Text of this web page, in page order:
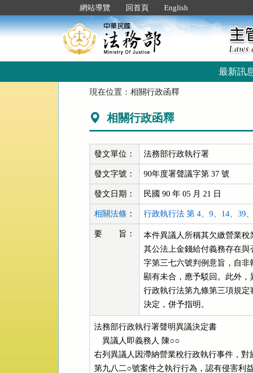
到
主
要
網站導覽 回首頁 English
最新訊
現在位置：相關行政函釋
相關行政函釋
發文單位： 法務部行政執行署
發文字號： 90年度署聲議字第 37 號
發文日期： 民國 90 年 05 月 21 日
相關法條 ： 行政執行法 第 4、9、14、39
要 旨：
本件異議人所稱其欠繳營業
其公法上金錢給付義務存在
字第三七六號判例意旨，自
顯有未合，應予駁回。此外
行政執行法第九條第三項規
決定，併予指明。
法務部行政執行署聲明異議決定書
    異議人即義務人 陳○○
右列異議人因滯納營業稅行政執行事件，
第九八二○號案件之執行行為，認有侵害利